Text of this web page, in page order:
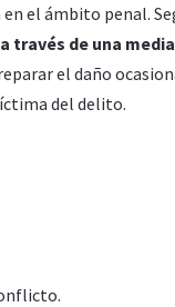
el ámbito penal.
través de una
el daño
del delito.